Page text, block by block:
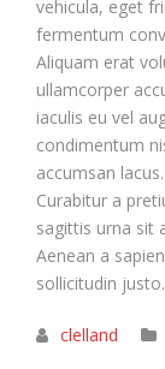
vehicula, eget
fermentum
Aliquam erat
ullamcorper
iaculis eu vel
condimentum
accumsan
Curabitur a
sagittis urna sit
Aenean a
sollicitudin
clelland